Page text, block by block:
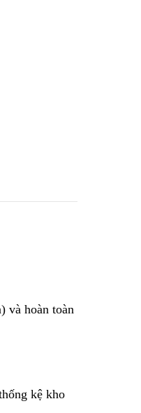
và hoàn toàn
kệ kho